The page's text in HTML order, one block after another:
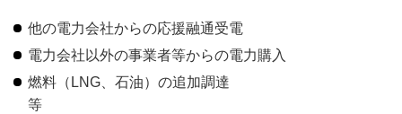
他の電力会社からの応援融通受電
電力会社以外の事業者等からの電力購入
燃料（LNG、石油）の追加調達
等